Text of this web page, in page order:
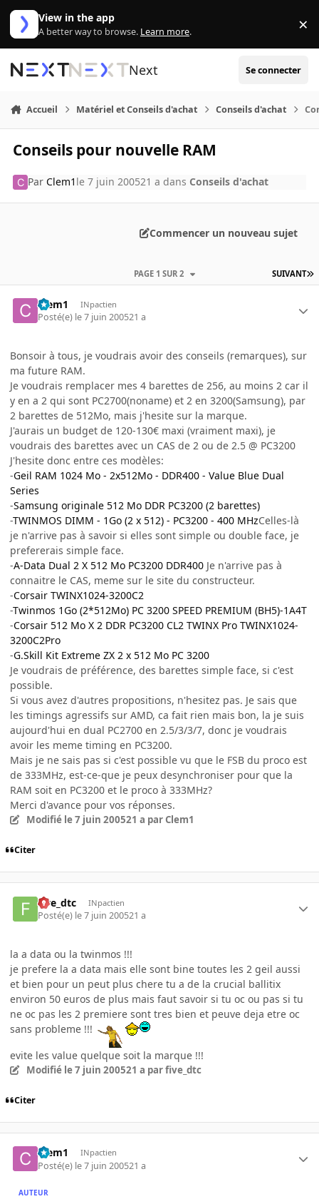
Aller au contenu
View in the app
A better way to browse. Learn more. ×
Next Se connecter
Accueil Matériel et Conseils d'achat Conseils d'achat
Conseils pour nouvelle RAM
ParClem1 le 7 juin 200521 a dans Conseils d'achat
Commencer un nouveau sujet
SUIVANT
PAGE 1 SUR 2
Clem1 INpactien
Posté(e) le 7 juin 200521 a
Bonsoir à tous, je voudrais avoir des conseils (remarques), sur
ma future RAM.
Je voudrais remplacer mes 4 barettes de 256, au moins 2 car il
y en a 2 qui sont PC2700(noname) et 2 en 3200(Samsung), par
2 barettes de 512Mo, mais j'hesite sur la marque.
J'aurais un budget de 120-130€ maxi (vraiment maxi), je
voudrais des barettes avec un CAS de 2 ou de 2.5 @ PC3200
J'hesite donc entre ces modèles:
-Geil RAM 1024 Mo - 2x512Mo - DDR400 - Value Blue Dual
Series
-Samsung originale 512 Mo DDR PC3200 (2 barettes)
-TWINMOS DIMM - 1Go (2 x 512) - PC3200 - 400 MHzCelles-là
je n'arrive pas à savoir si elles sont simple ou double face, je
prefererais simple face.
-A-Data Dual 2 X 512 Mo PC3200 DDR400 Je n'arrive pas à
connaitre le CAS, meme sur le site du constructeur.
-Corsair TWINX1024-3200C2
-Twinmos 1Go (2*512Mo) PC 3200 SPEED PREMIUM (BH5)-1A4T
-Corsair 512 Mo X 2 DDR PC3200 CL2 TWINX Pro TWINX1024-
3200C2Pro
-G.Skill Kit Extreme ZX 2 x 512 Mo PC 3200
Je voudrais de préférence, des barettes simple face, si c'est
possible.
Si vous avez d'autres propositions, n'hesitez pas. Je sais que
les timings agressifs sur AMD, ca fait rien mais bon, la je suis
aujourd'hui en dual PC2700 en 2.5/3/3/7, donc je voudrais
avoir les meme timing en PC3200.
Mais je ne sais pas si c'est possible vu que le FSB du proco est
de 333MHz, est-ce-que je peux desynchroniser pour que la
RAM soit en PC3200 et le proco à 333MHz?
Merci d'avance pour vos réponses.
Modifié le 7 juin 200521 a par Clem1
Citer
five_dtc INpactien
Posté(e) le 7 juin 200521 a
la a data ou la twinmos !!!
je prefere la a data mais elle sont bine toutes les 2 geil aussi
et bien pour un peut plus chere tu a de la crucial ballitix
environ 50 euros de plus mais faut savoir si tu oc ou pas si tu
ne oc pas les 2 premiere sont tres bien et peuve deja etre oc
sans probleme !!!
evite les value quelque soit la marque !!!
Modifié le 7 juin 200521 a par five_dtc
Citer
Clem1 INpactien
Posté(e) le 7 juin 200521 a
AUTEUR